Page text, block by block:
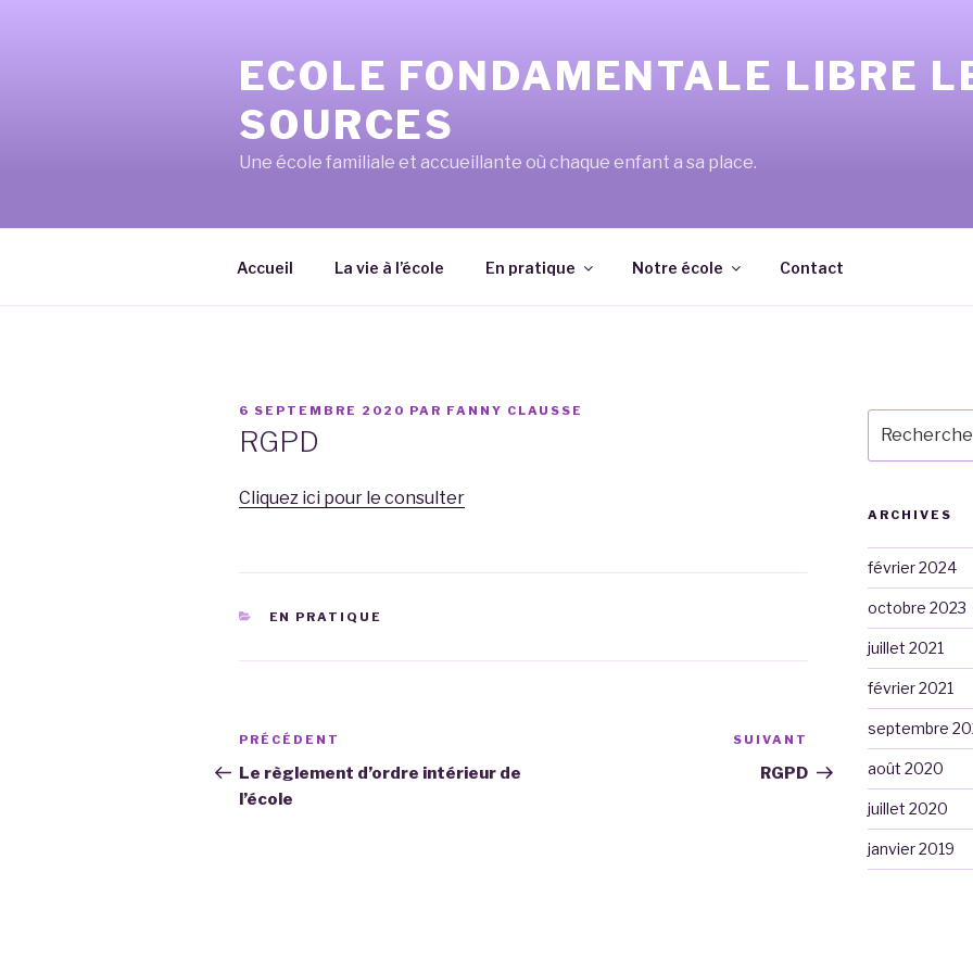
ECOLE FONDAMENTALE LIBRE
SOURCES
Une école familiale et accueillante où chaque enfant a sa place.
Accueil La vie à l’école En pratique Notre école Contact
PUBLIÉ
6 SEPTEMBRE 2020 PAR FANNY CLAUSSE
RGPD
Cliquez ici pour le consulter
CATÉGORIES
EN PRATIQUE
Navigation
de
l’article
Article
précédent
PRÉCÉDENT
Le règlement d’ordre intérieur de
l’école
suivant
SUIVANT
RGPD
pour
:
ARCHIVES
février 2024
octobre 2023
juillet 2021
février 2021
septembre
août 2020
juillet 2020
janvier 2019